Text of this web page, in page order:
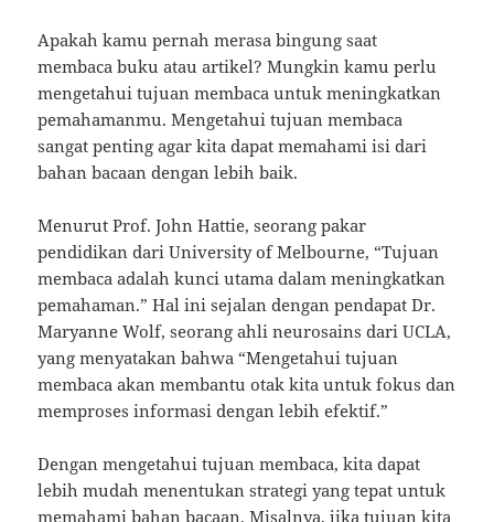
Apakah kamu pernah merasa bingung saat
membaca buku atau artikel? Mungkin kamu perlu
mengetahui tujuan membaca untuk meningkatkan
pemahamanmu. Mengetahui tujuan membaca
sangat penting agar kita dapat memahami isi dari
bahan bacaan dengan lebih baik.
Menurut Prof. John Hattie, seorang pakar
pendidikan dari University of Melbourne, “Tujuan
membaca adalah kunci utama dalam meningkatkan
pemahaman.” Hal ini sejalan dengan pendapat Dr.
Maryanne Wolf, seorang ahli neurosains dari UCLA,
yang menyatakan bahwa “Mengetahui tujuan
membaca akan membantu otak kita untuk fokus dan
memproses informasi dengan lebih efektif.”
Dengan mengetahui tujuan membaca, kita dapat
lebih mudah menentukan strategi yang tepat untuk
memahami bahan bacaan. Misalnya, jika tujuan kita